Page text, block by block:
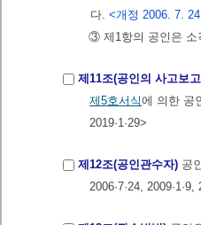
다. <개정 2006. 7.
③ 제1항의 공인은 소
제11조(공인의 사고보
제5호서식에 의한 공
2019·1·29>
제12조(공인관수자) 공
2006·7·24,